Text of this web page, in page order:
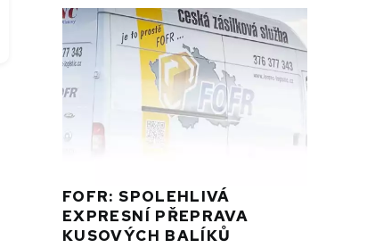
FOFR: SPOLEHLIVÁ
EXPRESNÍ PŘEPRAVA
KUSOVÝCH BALÍKŮ